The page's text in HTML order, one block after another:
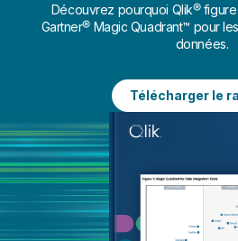
Découvrez pourquoi Qlik®
Gartner® Magic Quadrant™ pour
données.
Télécharger le